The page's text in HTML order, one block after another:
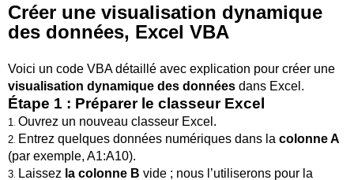
Créer une visualisation dynamique
des données, Excel VBA
Voici un code VBA détaillé avec explication pour créer une
visualisation dynamique des données dans Excel.
Étape 1 : Préparer le classeur Excel
1 Ouvrez un nouveau classeur Excel.
2 Entrez quelques données numériques dans la colonne A
(par exemple, A1:A10).
3 Laissez la colonne B vide ; nous l’utiliserons pour la